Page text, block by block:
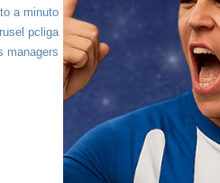
a minuto
pcliga
managers